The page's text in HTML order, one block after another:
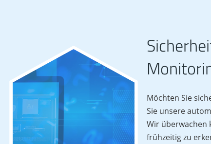
Möchten Sie
Sie unsere
Wir überwachen
frühzeitig zu